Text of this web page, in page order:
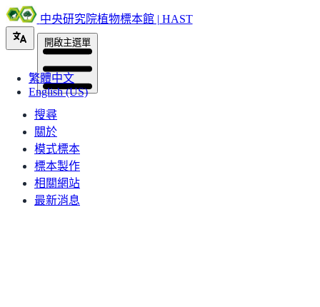
中央研究院植物標本館 | HAST
繁體中文
English (US)
開啟主選單
搜尋
關於
模式標本
標本製作
相關網站
最新消息